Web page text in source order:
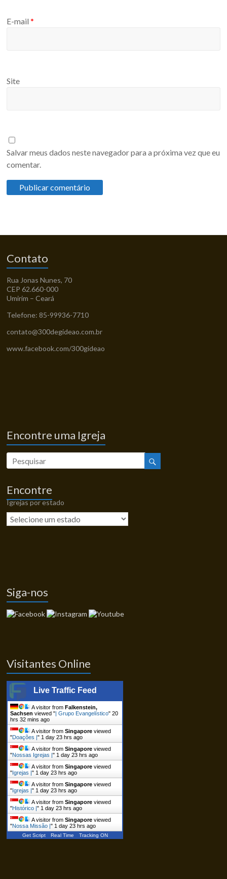
E-mail*
Site
Salvar meus dados neste navegador para a próxima vez que eu
comentar.
Contato
Rua Jonas Nunes, 70
CEP 62.660-000
Umirim – Ceará
Telefone: 85-99936-7710
contato@300degideao.com.br
www.facebook.com/300gideao
Encontre uma Igreja
Encontre
Igrejas por estado
Siga-nos
Visitantes Online
Live Traffic Feed
A visitor fromFalkenstein,
Sachsen viewed "| Grupo Evangelístico"20
hrs 32 mins ago
A visitor fromSingapore viewed
"Doações |" 1 day 23 hrs ago
A visitor fromSingapore viewed
"Nossas Igrejas |" 1 day 23 hrs ago
A visitor fromSingapore viewed
"Igrejas |" 1 day 23 hrs ago
A visitor fromSingapore viewed
"Igrejas |" 1 day 23 hrs ago
A visitor fromSingapore viewed
"Histórico |" 1 day 23 hrs ago
A visitor fromSingapore viewed
"Nossa Missão |" 1 day 23 hrs ago
Get Script Real Time Tracking ON